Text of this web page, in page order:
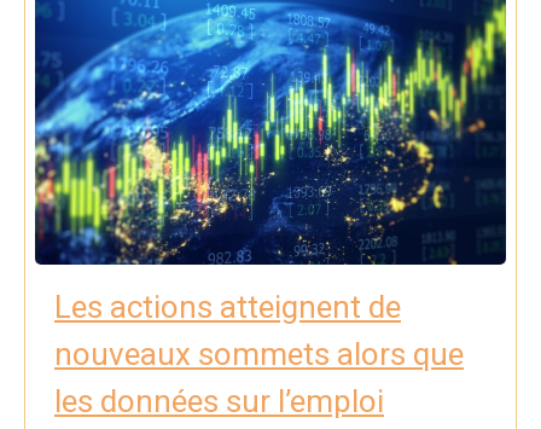
Les actions atteignent de
nouveaux sommets alors que
les données sur l’emploi